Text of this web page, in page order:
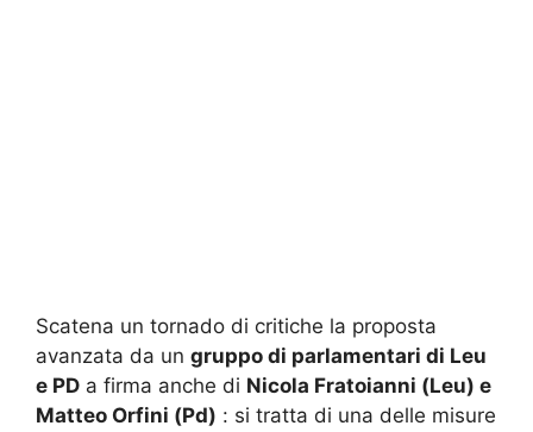
Scatena un tornado di critiche la proposta
avanzata da un gruppo di parlamentari di Leu
e PD a firma anche di Nicola Fratoianni (Leu) e
Matteo Orfini (Pd) : si tratta di una delle misure